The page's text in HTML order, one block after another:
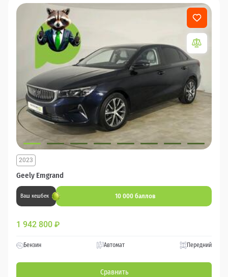
Geely Emgrand
2023
Ваш кешбек 10 000 баллов
1 942 800 ₽
Бензин Автомат Передний
Сравнить